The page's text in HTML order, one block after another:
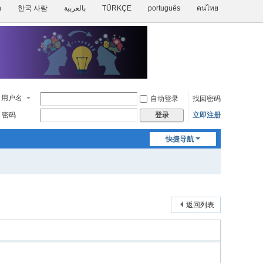
한국 사람 بالعربية TÜRKÇE português คนไทย
用户名 自动登录
找回密码
密码
登录 立即注册
快捷导航
返回列表